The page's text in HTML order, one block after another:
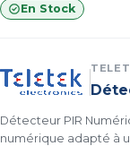
En Stock
Détecteur PIR Numérique avec Lentille Cylindrique.
numérique adapté à